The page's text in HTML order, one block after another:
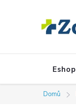
Eshop
Domů